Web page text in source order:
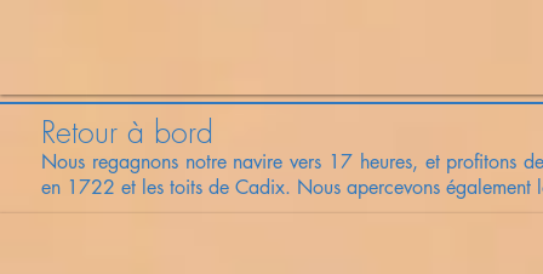
Retour à bord
Nous regagnons notre navire vers 17 heures, et profitons
en 1722 et les toits de Cadix. Nous apercevons